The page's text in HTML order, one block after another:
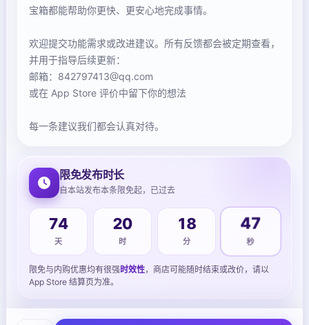
宝箱都能帮助你更快、更安心地完成事情。
欢迎提交功能需求或改进建议。所有反馈都会被定期查看，
并用于指导后续更新：
邮箱：842797413@qq.com
或在 App Store 评价中留下你的想法
每一条建议我们都会认真对待。
限免发布时长
自本站发布本条限免起，已过去
74
天
20
时
18
分
47
秒
限免与内购优惠均有很强时效性，商店可能随时结束或改价，请以
App Store 结算页为准。